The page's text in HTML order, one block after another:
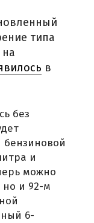
типа
в
без
бензиновой
и
можно
но и 92-м
6-